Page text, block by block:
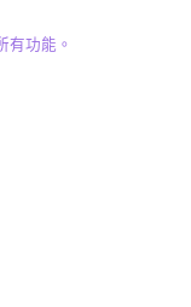
有功能。